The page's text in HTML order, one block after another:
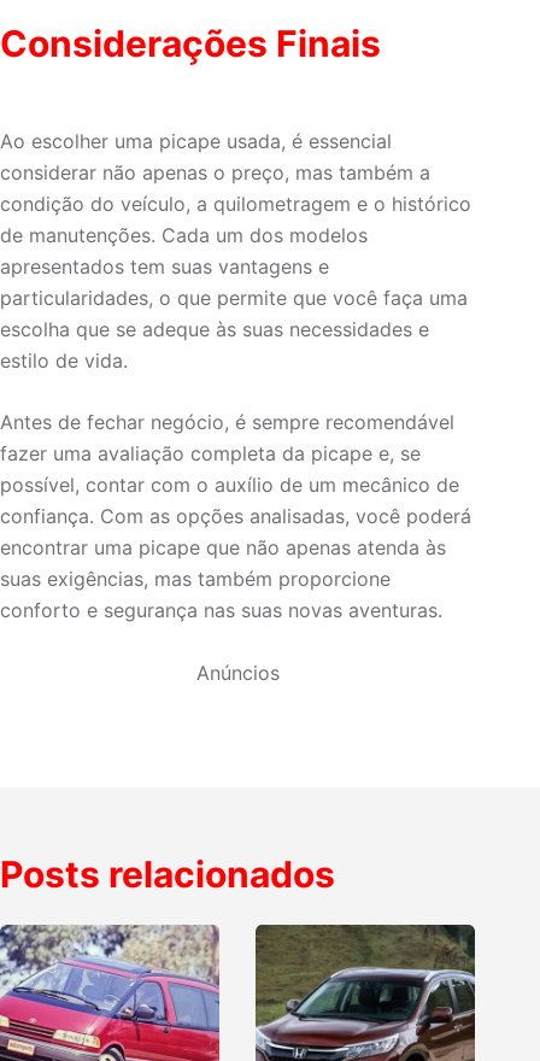
Considerações Finais
Ao escolher uma picape usada, é essencial
considerar não apenas o preço, mas também a
condição do veículo, a quilometragem e o histórico
de manutenções. Cada um dos modelos
apresentados tem suas vantagens e
particularidades, o que permite que você faça uma
escolha que se adeque às suas necessidades e
estilo de vida.
Antes de fechar negócio, é sempre recomendável
fazer uma avaliação completa da picape e, se
possível, contar com o auxílio de um mecânico de
confiança. Com as opções analisadas, você poderá
encontrar uma picape que não apenas atenda às
suas exigências, mas também proporcione
conforto e segurança nas suas novas aventuras.
Anúncios
Posts relacionados